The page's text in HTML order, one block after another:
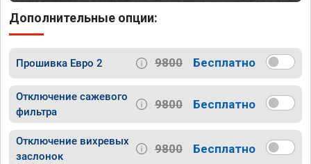
Дополнительные опции:
Прошивка Евро 2 9800 Бесплатно
Отключение сажевого
фильтра
9800 Бесплатно
Отключение вихревых
заслонок
9800 Бесплатно